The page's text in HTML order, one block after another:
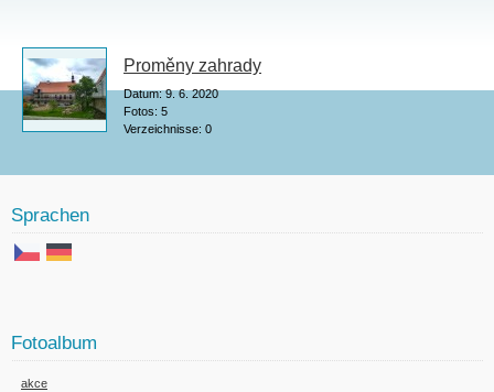
Proměny zahrady
Datum:9. 6. 2020
Fotos: 5
Verzeichnisse: 0
Sprachen
Fotoalbum
akce